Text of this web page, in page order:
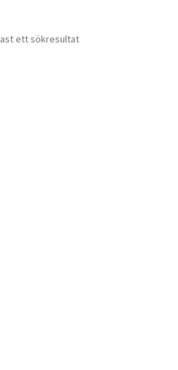
ett sökresultat